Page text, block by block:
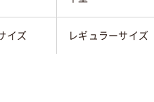
イズ レギュラーサイズ